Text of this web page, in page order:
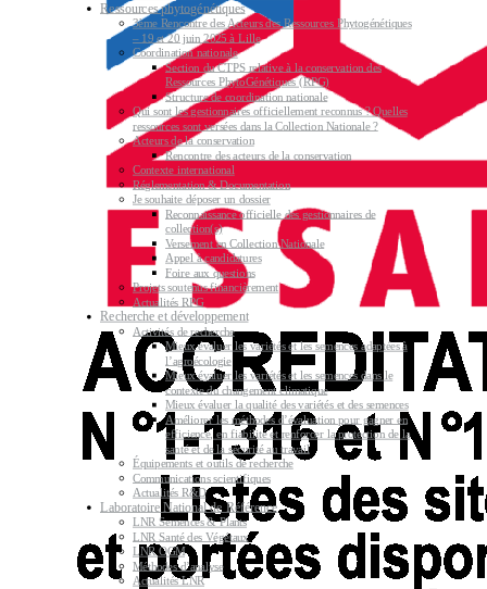
Ressources phytogénétiques
3ème Rencontre des Acteurs des Ressources Phytogénétiques
– 19 et 20 juin 2025 à Lille
Coordination nationale
Section du CTPS relative à la conservation des
Ressources PhytoGénétiques (RPG)
Structure de coordination nationale
Qui sont les gestionnaires officiellement reconnus ? Quelles
ressources sont versées dans la Collection Nationale ?
Acteurs de la conservation
Rencontre des acteurs de la conservation
Contexte international
Réglementation & Documentation
Je souhaite déposer un dossier
Reconnaissance officielle des gestionnaires de
collection(s)
Versement en Collection Nationale
Appel à candidatures
Foire aux questions
Projets soutenus financièrement
Actualités RPG
Recherche et développement
Activités de recherche
Mieux évaluer les variétés et les semences adaptées à
l’agroécologie
Mieux évaluer les variétés et les semences dans le
contexte du changement climatique
Mieux évaluer la qualité des variétés et des semences
Améliorer les méthodes d’évaluation pour gagner en
efficience, en fiabilité et renforcer la protection de la
santé et de la sécurité au travail
Équipements et outils de recherche
Communications scientifiques
Actualités R&D
Laboratoire National de Référence
LNR Semences & Plants
LNR Santé des Végétaux
LNR OGM
Méthodes d’analyse
Actualités LNR